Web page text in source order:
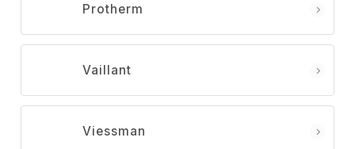
Protherm
Vaillant
Viessman